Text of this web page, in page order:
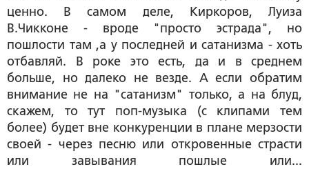
ценно. В самом деле, Киркоров, Луиза
В.Чикконе - вроде "просто эстрада", но
пошлости там ,а у последней и сатанизма - хоть
отбавляй. В роке это есть, да и в среднем
больше, но далеко не везде. А если обратим
внимание не на "сатанизм" только, а на блуд,
скажем, то тут поп-музыка (с клипами тем
более) будет вне конкуренции в плане мерзости
своей - через песню или откровенные страсти
или завывания пошлые или...